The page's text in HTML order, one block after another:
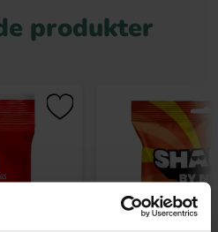
produkter